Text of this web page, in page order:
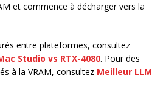
et commence à décharger vers la
entre plateformes, consultez
Studio vs RTX-4080. Pour des
à la VRAM, consultez Meilleur LLM